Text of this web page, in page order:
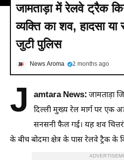
जामताड़ा में रेलवे ट्रैक
व्यक्ति का शव, हादसा
जुटी पुलिस
News Aroma 2 months ago
J amtara News:जामताड़ा
दिल्ली मुख्य रेल मार्ग पर एक
सनसनी फैल गई। यह शव
के बीच बोदमा क्षेत्र के पास रेलवे ट्रैक के